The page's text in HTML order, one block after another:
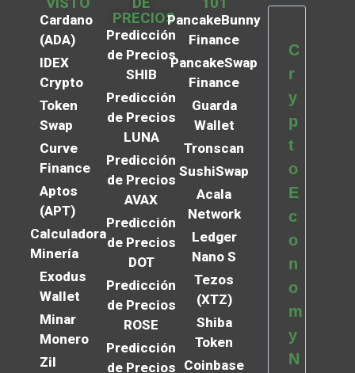
Cardano
(ADA)
IDEX
Crypto
Token
Swap
Curve
Finance
Aptos
(APT)
Calculadora
Minería
Exodus
Wallet
Minar
Monero
Zil
PRECIOS
Predicción
de Precios
SHIB
Predicción
de Precios
LUNA
Predicción
de Precios
AVAX
Predicción
de Precios
DOT
Predicción
de Precios
ROSE
Predicción
de Precios
PancakeBunny
Finance
PancakeSwap
Finance
Guarda
Wallet
Tronscan
SushiSwap
Acala
Network
Ledger
Nano S
Tezos
(XTZ)
Shiba
Token
Coinbase
C
r
y
p
t
o
E
c
o
n
o
m
y
N